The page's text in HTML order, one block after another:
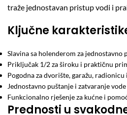
traže jednostavan pristup vodi i
Ključne
Slavina sa holenderom za
Priključak 1/2 za široku i praktičnu
Pogodna za dvorište, garažu,
Jednostavno puštanje i zatvaranje
Funkcionalno rješenje za kućne i
Prednosti u